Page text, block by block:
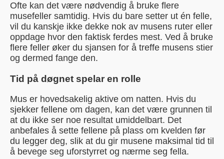
Ofte kan det være nødvendig å bruke flere
musefeller samtidig. Hvis du bare setter ut én felle,
vil du kanskje ikke dekke nok av musens ruter eller
oppdage hvor den faktisk ferdes mest. Ved å bruke
flere feller øker du sjansen for å treffe musens stier
og dermed fange den.
Tid på døgnet spelar en rolle
Mus er hovedsakelig aktive om natten. Hvis du
sjekker fellene om dagen, kan det være grunnen til
at du ikke ser noe resultat umiddelbart. Det
anbefales å sette fellene på plass om kvelden før
du legger deg, slik at du gir musene maksimal tid til
å bevege seg uforstyrret og nærme seg fella.